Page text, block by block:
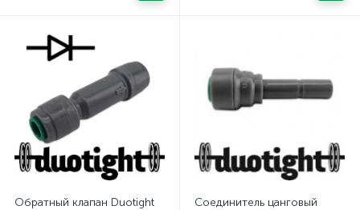
Обратный клапан Duotight
Соединитель цанговый